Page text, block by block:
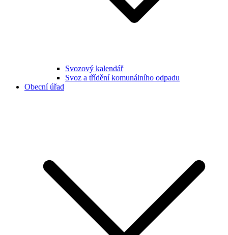
Svozový kalendář
Svoz a třídění komunálního odpadu
Obecní úřad